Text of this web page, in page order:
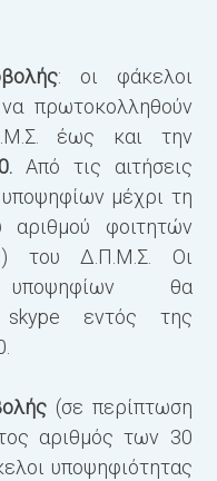
: οι φάκελοι
πρωτοκολληθούν
έως και την
Από τις αιτήσεις
μέχρι τη
αριθμού φοιτητών
του Δ.Π.Μ.Σ. Οι
θα
skype εντός της
(σε περίπτωση
αριθμός των 30
υποψηφιότητας